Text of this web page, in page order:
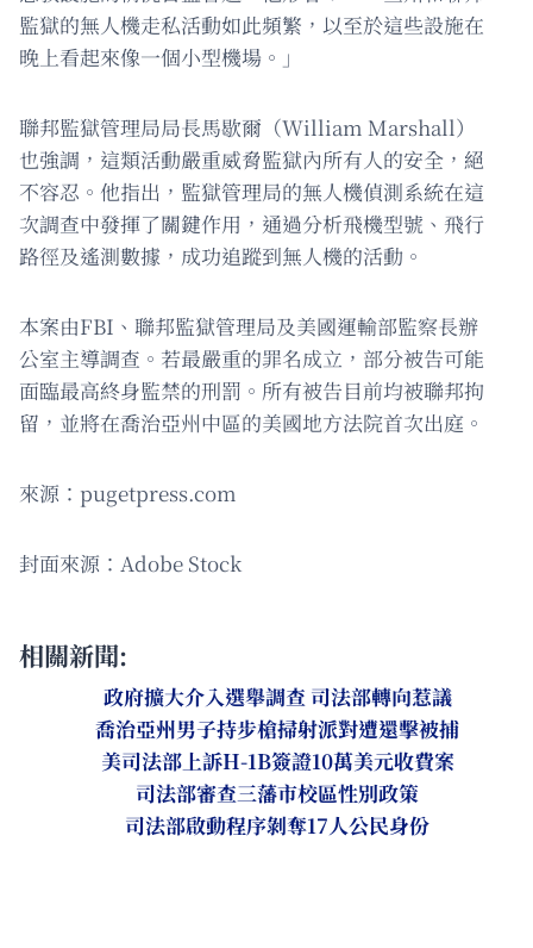
監獄的無人機走私活動如此頻繁，以至於這些設施在
晚上看起來像一個小型機場。」
聯邦監獄管理局局長馬歇爾（William Marshall）
也強調，這類活動嚴重威脅監獄內所有人的安全，絕
不容忍。他指出，監獄管理局的無人機偵測系統在這
次調查中發揮了關鍵作用，通過分析飛機型號、飛行
路徑及遙測數據，成功追蹤到無人機的活動。
本案由FBI、聯邦監獄管理局及美國運輸部監察長辦
公室主導調查。若最嚴重的罪名成立，部分被告可能
面臨最高終身監禁的刑罰。所有被告目前均被聯邦拘
留，並將在喬治亞州中區的美國地方法院首次出庭。
來源：pugetpress.com
封面來源：Adobe Stock
相關新聞:
政府擴大介入選舉調查 司法部轉向惹議
喬治亞州男子持步槍掃射派對遭還擊被捕
美司法部上訴H-1B簽證10萬美元收費案
司法部審查三藩市校區性別政策
司法部啟動程序剝奪17人公民身份